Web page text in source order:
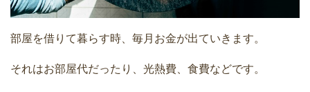
部屋を借りて暮らす時、毎月お金が出ていきます。
それはお部屋代だったり、光熱費、食費などです。